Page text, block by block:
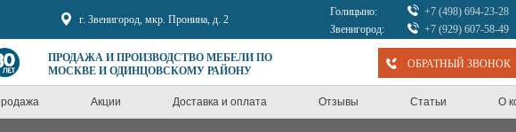
г. Звенигород, мкр. Пронина, д. 2
Голицыно:
+7 (498) 694-23-28
Звенигород:
+7 (929) 607-58-49
ПРОДАЖА И ПРОИЗВОДСТВО МЕБЕЛИ ПО
МОСКВЕ И ОДИНЦОВСКОМУ РАЙОНУ
ОБРАТНЫЙ ЗВОНОК
Акции Доставка и оплата Отзывы Статьи О